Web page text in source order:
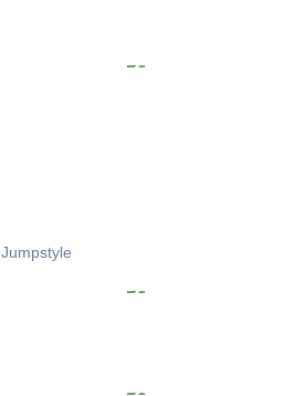
Jumpstyle